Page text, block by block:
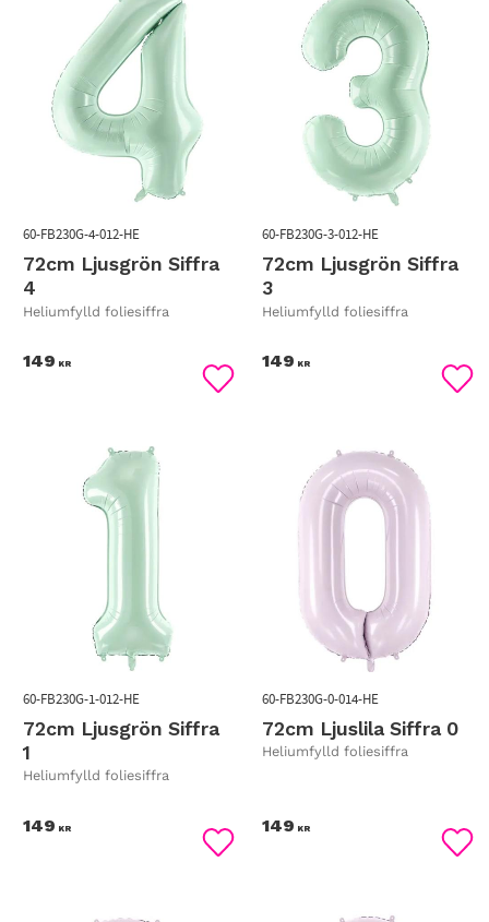
72cm Ljusgrön Siffra
4
Heliumfylld foliesiffra
60-FB230G-4-012-HE
149 KR
Lägg till i favoriter
72cm Ljusgrön Siffra
3
Heliumfylld foliesiffra
60-FB230G-3-012-HE
149 KR
72cm Ljusgrön Siffra
1
Heliumfylld foliesiffra
60-FB230G-1-012-HE
149 KR
Lägg till i favoriter
72cm Ljuslila Siffra 0
Heliumfylld foliesiffra
60-FB230G-0-014-HE
149 KR